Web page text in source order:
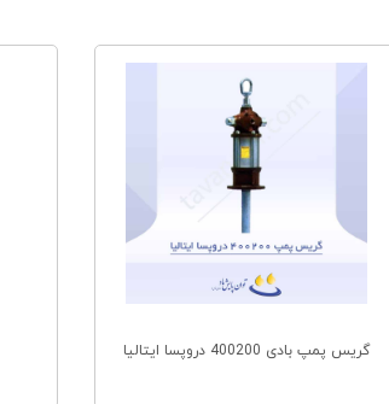
گریس پمپ بادی 400200 دروپسا ایتالیا